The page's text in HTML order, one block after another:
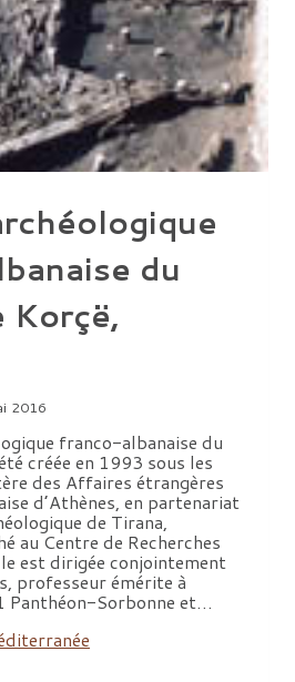
du
Korçë,
2016
franco-albanaise du
créée en 1993 sous les
des Affaires étrangères
d’Athènes, en partenariat
de Tirana,
au Centre de Recherches
est dirigée conjointement
professeur émérite à
Panthéon-Sorbonne et…